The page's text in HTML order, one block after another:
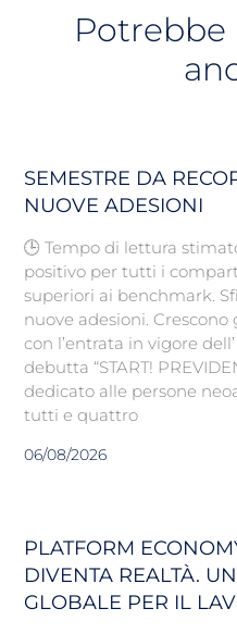
Potrebbe
SEMESTRE DA
NUOVE ADESIONI
🕒 Tempo di lettura
positivo per tutti i
superiori ai benchmark.
nuove adesioni.
con l’entrata in vigore
debutta “START!
dedicato alle persone
tutti e quattro
06/08/2026
PLATFORM
DIVENTA REALTÀ.
GLOBALE PER IL